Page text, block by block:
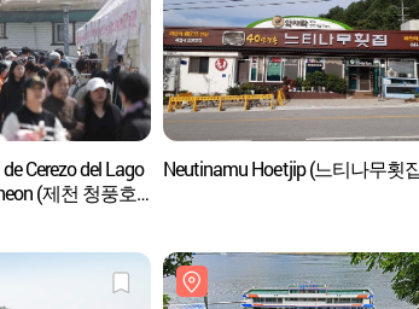
Cerezo del Lago
(제천 청풍호
Neutinamu Hoetjip (느티나무횟